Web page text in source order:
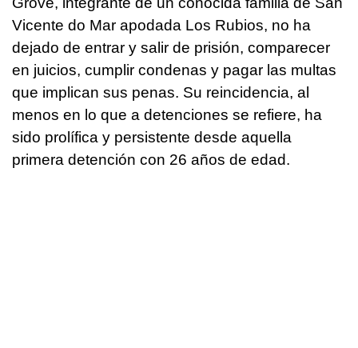
Vicente do Mar apodada Los Rubios, no ha
dejado de entrar y salir de prisión, comparecer
en juicios, cumplir condenas y pagar las multas
que implican sus penas. Su reincidencia, al
menos en lo que a detenciones se refiere, ha
sido prolífica y persistente desde aquella
primera detención con 26 años de edad.